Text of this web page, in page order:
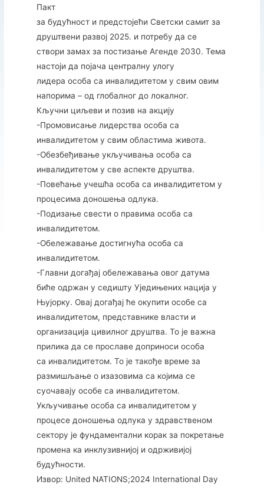
Пакт
за будућност и предстојећи Светски самит за
друштвени развој 2025. и потребу да се
створи замах за постизање Агенде 2030. Тема
настоји да појача централну улогу
лидера особа са инвалидитетом у свим овим
напорима – од глобалног до локалног.
Кључни циљеви и позив на акцију
-Промовисање лидерства особа са
инвалидитетом у свим областима живота.
-Обезбеђивање укључивања особа са
инвалидитетом у све аспекте друштва.
-Повећање учешћа особа са инвалидитетом у
процесима доношења одлука.
-Подизање свести о правима особа са
инвалидитетом.
-Обележавање достигнућа особа са
инвалидитетом.
-Главни догађај обележавања овог датума
биће одржан у седишту Уједињених нација у
Њујорку. Овај догађај ће окупити особе са
инвалидитетом, представнике власти и
организација цивилног друштва. То је важна
прилика да се прославе доприноси особа
са инвалидитетом. То је такође време за
размишљање о изазовима са којима се
суочавају особе са инвалидитетом.
Укључивање особа са инвалидитетом у
процесе доношења одлука у здравственом
сектору је фундаментални корак за покретање
промена ка инклузивнијој и одрживијој
будућности.
Извор: United NATIONS;2024 International Day